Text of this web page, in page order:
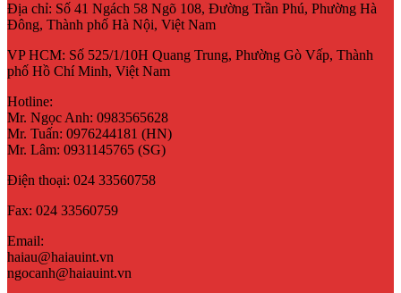
Địa chỉ: Số 41 Ngách 58 Ngõ 108, Đường Trần Phú, Phường Hà
Đông, Thành phố Hà Nội, Việt Nam
VP HCM: Số 525/1/10H Quang Trung, Phường Gò Vấp, Thành
phố Hồ Chí Minh, Việt Nam
Hotline:
Mr. Ngọc Anh: 0983565628
Mr. Tuấn: 0976244181 (HN)
Mr. Lâm: 0931145765 (SG)
Điện thoại: 024 33560758
Fax: 024 33560759
Email:
haiau@haiauint.vn
ngocanh@haiauint.vn